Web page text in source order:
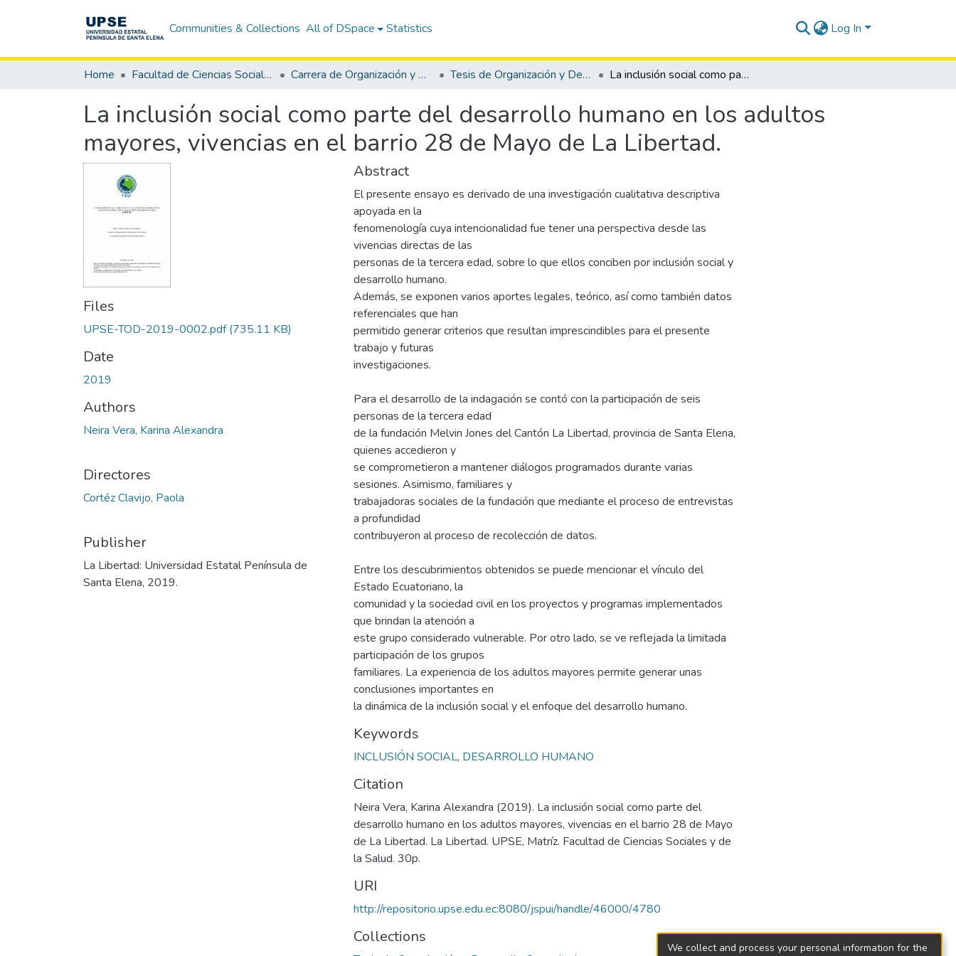
Communities & Collections All of DSpace Statistics Log In
Home Facultad de Ciencias Sociales y de la Salud Carrera de Organización y Desarrollo Comunitario Tesis de Organización y Desarrollo Comunitario La inclusión social como parte del desarrollo humano en los adultos mayores, vivencias en el barrio 28 de Mayo de La Libertad.
La inclusión social como parte del desarrollo humano en los adultos
mayores, vivencias en el barrio 28 de Mayo de La Libertad.
Files
UPSE-TOD-2019-0002.pdf(735.11 KB)
Date
2019
Authors
Neira Vera, Karina Alexandra
Directores
Cortéz Clavijo, Paola
Publisher
La Libertad: Universidad Estatal Península de
Santa Elena, 2019.
Abstract
El presente ensayo es derivado de una investigación cualitativa descriptiva
apoyada en la
fenomenología cuya intencionalidad fue tener una perspectiva desde las
vivencias directas de las
personas de la tercera edad, sobre lo que ellos conciben por inclusión social y
desarrollo humano.
Además, se exponen varios aportes legales, teórico, así como también datos
referenciales que han
permitido generar criterios que resultan imprescindibles para el presente
trabajo y futuras
investigaciones.
Para el desarrollo de la indagación se contó con la participación de seis
personas de la tercera edad
de la fundación Melvin Jones del Cantón La Libertad, provincia de Santa Elena,
quienes accedieron y
se comprometieron a mantener diálogos programados durante varias
sesiones. Asimismo, familiares y
trabajadoras sociales de la fundación que mediante el proceso de entrevistas
a profundidad
contribuyeron al proceso de recolección de datos.
Entre los descubrimientos obtenidos se puede mencionar el vínculo del
Estado Ecuatoriano, la
comunidad y la sociedad civil en los proyectos y programas implementados
que brindan la atención a
este grupo considerado vulnerable. Por otro lado, se ve reflejada la limitada
participación de los grupos
familiares. La experiencia de los adultos mayores permite generar unas
conclusiones importantes en
la dinámica de la inclusión social y el enfoque del desarrollo humano.
Keywords
INCLUSIÓN SOCIAL, DESARROLLO HUMANO
Citation
Neira Vera, Karina Alexandra (2019). La inclusión social como parte del
desarrollo humano en los adultos mayores, vivencias en el barrio 28 de Mayo
de La Libertad. La Libertad. UPSE, Matríz. Facultad de Ciencias Sociales y de
la Salud. 30p.
URI
http://repositorio.upse.edu.ec:8080/jspui/handle/46000/4780
Collections
We collect and process your personal information for the